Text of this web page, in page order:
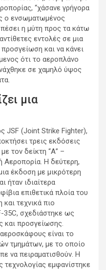
“χάσανε γρήγορα
ο ενσωματωμένος
η μύτη προς τα κάτω
εντολές σε μια
και να κάνει
ότι το αεροπλάνο
σε χαμηλό ύψος
μια
JSF (Joint Strike Fighter),
τρεις εκδόσεις
τον δείκτη “Α” –
Αεροπορία. Η δεύτερη,
έκδοση με μικρότερη
ήταν ιδιαίτερα
επιθετικά πλοία του
τεχνικά πιο
35C, σχεδιάστηκε ως
και προσγείωσης.
είναι το
τμημάτων, με το οποίο
να πειραματισθούν. Η
τεχνολογίας εμφανίστηκε